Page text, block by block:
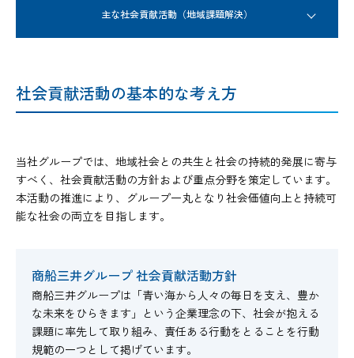
主な社会貢献活動 （地域課題解決）
社会貢献活動の基本的な考え方
当社グループでは、地域社会との共生と社会の持続的発展に寄与
すべく、社会貢献活動の方針および重点分野を策定しています。
本活動の推進により、グループ一丸となり社会価値向上と持続可
能な社会の両立を目指します。
商船三井グループ 社会貢献活動方針
商船三井グループは「青い海から人々の毎日を支え、豊か
な未来をひらきます」という企業理念の下、社会が抱える
課題に率先して取り組み、責任ある行動をとることを行動
規範の一つとして掲げています。